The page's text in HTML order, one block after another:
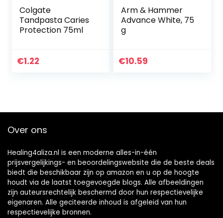
Colgate
Tandpasta Caries
Protection 75ml
€1.22
Arm & Hammer
Advance White, 75
g
€10.59
Over ons
Healing4aliza.nl is een moderne alles-in-één
prijsvergelijkings- en beoordelingswebsite die de beste deals
biedt die beschikbaar zijn op amazon en u op de hoogte
houdt via de laatst toegevoegde blogs. Alle afbeeldingen
zijn auteursrechtelijk beschermd door hun respectievelijke
eigenaren. Alle geciteerde inhoud is afgeleid van hun
respectievelijke bronnen.